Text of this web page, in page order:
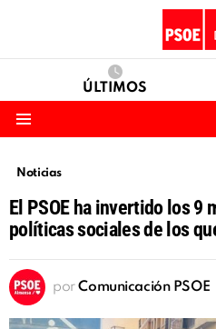
ÚLTIMOS
Noticias
El PSOE ha invertido los 9
políticas sociales de los
por Comunicación PSOE